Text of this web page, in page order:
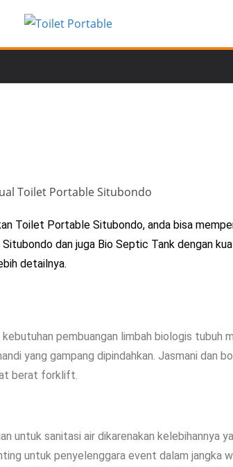
Toilet Portable Situbondo, anda bisa
dan juga Bio Septic Tank dengan
detailnya.
pembuangan limbah biologis tubuh
yang gampang dipindahkan. Jasmani dan
berat forklift.
sanitasi air dikarenakan kelebihannya
untuk penyelenggara event dalam jangka